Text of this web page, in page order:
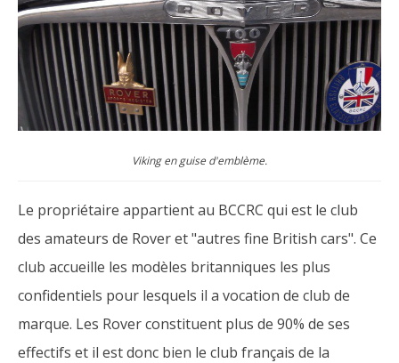
Viking en guise d'emblème.
Le propriétaire appartient au BCCRC qui est le club
des amateurs de Rover et "autres fine British cars". Ce
club accueille les modèles britanniques les plus
confidentiels pour lesquels il a vocation de club de
marque. Les Rover constituent plus de 90% de ses
effectifs et il est donc bien le club français de la